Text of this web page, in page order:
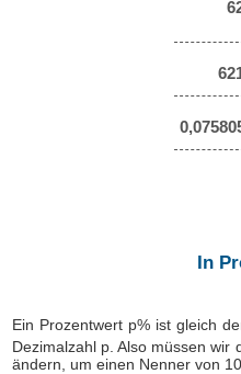
In
Ein Prozentwert p% ist gleich
Dezimalzahl p. Also müssen
ändern, um einen Nenner von